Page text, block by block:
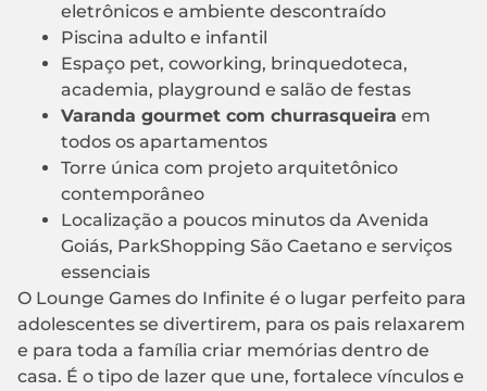
eletrônicos e ambiente descontraído
Piscina adulto e infantil
Espaço pet, coworking, brinquedoteca,
academia, playground e salão de festas
Varanda gourmet com churrasqueira em
todos os apartamentos
Torre única com projeto arquitetônico
contemporâneo
Localização a poucos minutos da Avenida
Goiás, ParkShopping São Caetano e serviços
essenciais
O Lounge Games do Infinite é o lugar perfeito para
adolescentes se divertirem, para os pais relaxarem
e para toda a família criar memórias dentro de
casa. É o tipo de lazer que une, fortalece vínculos e